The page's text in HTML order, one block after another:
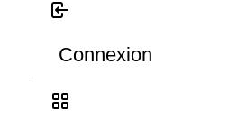
Connexion